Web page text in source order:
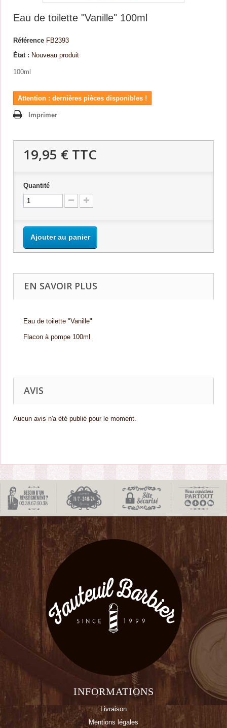
Eau de toilette "Vanille" 100ml
Référence FB2393
État : Nouveau produit
100ml
Attention : dernières pièces disponibles !
Imprimer
19,95 € TTC
Quantité
Ajouter au panier
EN SAVOIR PLUS
Eau de toilette "Vanille"
Flacon à pompe 100ml
AVIS
Aucun avis n'a été publié pour le moment.
INFORMATIONS
Livraison
Mentions légales